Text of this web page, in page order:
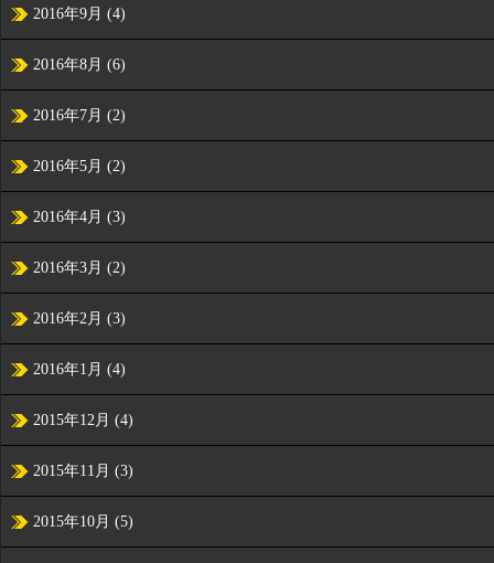
2016年9月 (4)
2016年8月 (6)
2016年7月 (2)
2016年5月 (2)
2016年4月 (3)
2016年3月 (2)
2016年2月 (3)
2016年1月 (4)
2015年12月 (4)
2015年11月 (3)
2015年10月 (5)